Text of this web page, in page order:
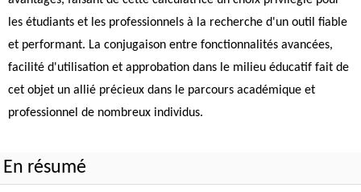
les étudiants et les professionnels à la recherche d'un outil fiable
et performant. La conjugaison entre fonctionnalités avancées,
facilité d'utilisation et approbation dans le milieu éducatif fait de
cet objet un allié précieux dans le parcours académique et
professionnel de nombreux individus.
En résumé